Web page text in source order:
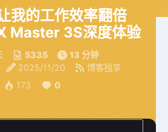
我的工作效率翻倍
Master 3S深度体验
5335
13 分钟
2025/11/20
博客独享
173
0